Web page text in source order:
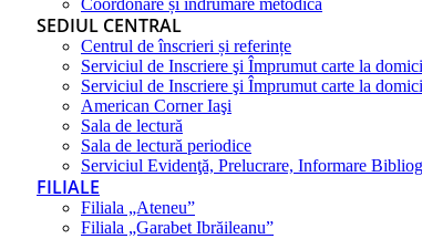
Coordonare și îndrumare metodică
SEDIUL CENTRAL
Centrul de înscrieri și referințe
Serviciul de Inscriere şi Împrumut carte la
Serviciul de Inscriere şi Împrumut carte la
American Corner Iaşi
Sala de lectură
Sala de lectură periodice
Serviciul Evidenţă, Prelucrare, Informare
FILIALE
Filiala „Ateneu”
Filiala „Garabet Ibrăileanu”